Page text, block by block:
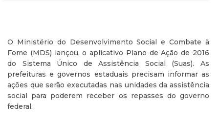
O Ministério do Desenvolvimento Social e Combate à
Fome (MDS) lançou, o aplicativo Plano de Ação de 2016
do Sistema Único de Assistência Social (Suas). As
prefeituras e governos estaduais precisam informar as
ações que serão executadas nas unidades da assistência
social para poderem receber os repasses do governo
federal.